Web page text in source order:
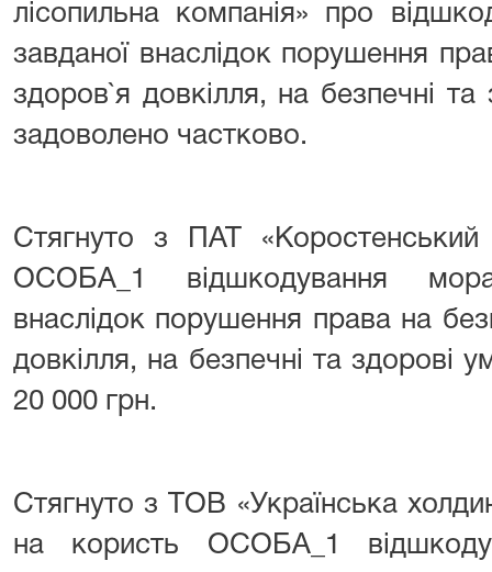
лісопильна компанія» про
завданої внаслідок порушення
здоров`я довкілля, на безпечні
задоволено частково.
Стягнуто з ПАТ
ОСОБА_1 відшкодування
внаслідок порушення права на
довкілля, на безпечні та здорові
20 000 грн.
Стягнуто з ТОВ «Українська
на користь ОСОБА_1